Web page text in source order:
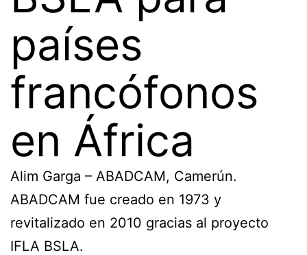
países
francófonos
en África
Alim Garga – ABADCAM, Camerún.
ABADCAM fue creado en 1973 y
revitalizado en 2010 gracias al proyecto
IFLA BSLA.